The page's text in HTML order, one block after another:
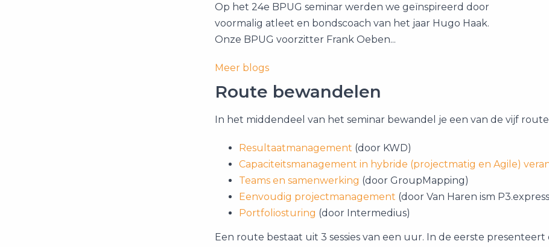
Op het 24e BPUG seminar werden we geïnspireerd door
voormalig atleet en bondscoach van het jaar Hugo Haak.
Onze BPUG voorzitter Frank Oeben...
Meer blogs
Route bewandelen
In het middendeel van het seminar bewandel je een van de vijf
Resultaatmanagement (door KWD)
Capaciteitsmanagement in hybride (projectmatig en Agile)
Teams en samenwerking (door GroupMapping)
Eenvoudig projectmanagement (door Van Haren ism
Portfoliosturing (door Intermedius)
Een route bestaat uit 3 sessies van een uur. In de eerste